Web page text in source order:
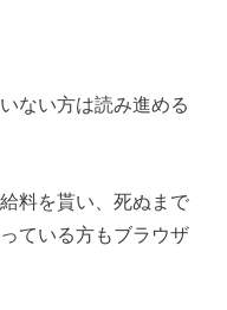
ない方は読み進める
料を貰い、死ぬまで
ている方もブラウザ